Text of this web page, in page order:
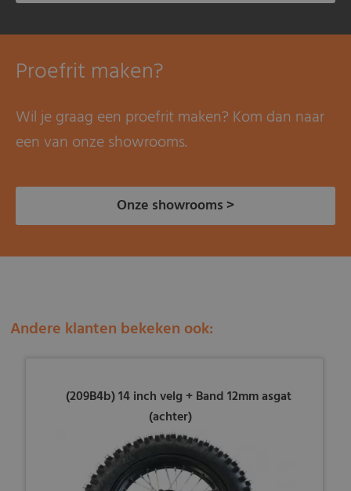
Proefrit maken?
Wil je graag een proefrit maken? Kom dan naar
een van onze showrooms.
Onze showrooms >
Andere klanten bekeken ook:
(209B4b) 14 inch velg + Band 12mm asgat
(achter)